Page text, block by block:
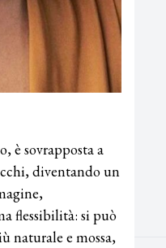
è sovrapposta a
diventando un
flessibilità: si può
naturale e mossa,